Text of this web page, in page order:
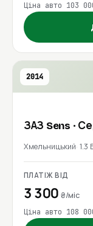
Ціна авто 103
2014
ЗАЗ Sens ·
Хмельницький 1.3
ПЛАТІЖ ВІД
3 300₴/міс
Ціна авто 108